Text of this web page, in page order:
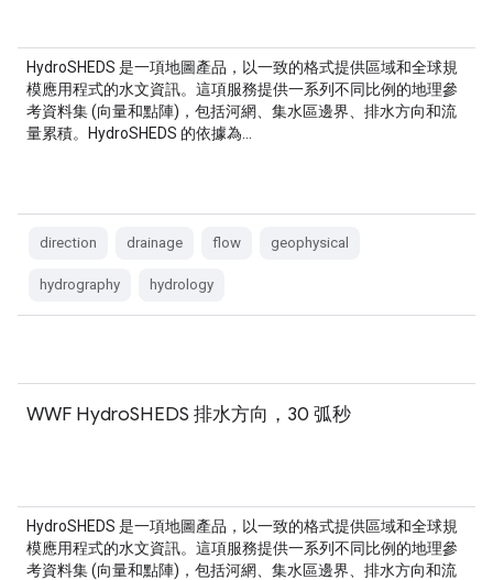
HydroSHEDS 是一項地圖產品，以一致的格式提供區域和全球規
模應用程式的水文資訊。這項服務提供一系列不同比例的地理參
考資料集 (向量和點陣)，包括河網、集水區邊界、排水方向和流
量累積。HydroSHEDS 的依據為…
direction drainage flow geophysical
hydrography hydrology
WWF HydroSHEDS 排水方向，30 弧秒
HydroSHEDS 是一項地圖產品，以一致的格式提供區域和全球規
模應用程式的水文資訊。這項服務提供一系列不同比例的地理參
考資料集 (向量和點陣)，包括河網、集水區邊界、排水方向和流